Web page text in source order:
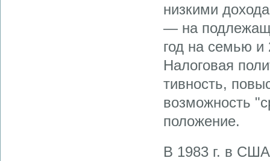
низкими
— на
год на семью
Налоговая
тивность,
возможность
положение.
В 1983 г. в